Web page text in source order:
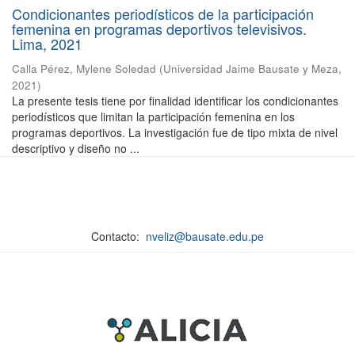
Condicionantes periodísticos de la participación
femenina en programas deportivos televisivos.
Lima, 2021
Calla Pérez, Mylene Soledad (Universidad Jaime Bausate y Meza,
2021)
La presente tesis tiene por finalidad identificar los condicionantes
periodísticos que limitan la participación femenina en los
programas deportivos. La investigación fue de tipo mixta de nivel
descriptivo y diseño no ...
Contacto: nveliz@bausate.edu.pe